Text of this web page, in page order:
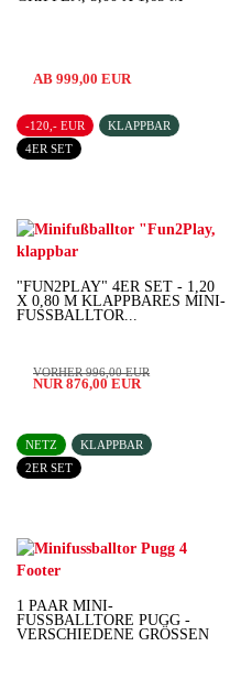
AB 999,00 EUR
-120,- EUR
KLAPPBAR
4ER SET
"FUN2PLAY" 4ER SET - 1,20
X 0,80 M KLAPPBARES MINI-
FUSSBALLTOR...
VORHER 996,00 EUR
NUR 876,00 EUR
NETZ
KLAPPBAR
2ER SET
1 PAAR MINI-
FUSSBALLTORE PUGG - V
ERSCHIEDENE GRÖSSEN